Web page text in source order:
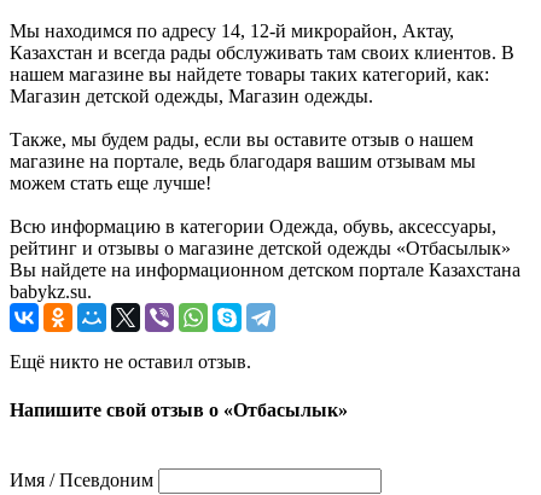
Мы находимся по адресу 14, 12-й микрорайон, Актау,
Казахстан и всегда рады обслуживать там своих клиентов. В
нашем магазине вы найдете товары таких категорий, как:
Магазин детской одежды, Магазин одежды.
Также, мы будем рады, если вы оставите отзыв о нашем
магазине на портале, ведь благодаря вашим отзывам мы
можем стать еще лучше!
Всю информацию в категории Одежда, обувь, аксессуары,
рейтинг и отзывы о магазине детской одежды «Отбасылык»
Вы найдете на информационном детском портале Казахстана
babykz.su.
Ещё никто не оставил отзыв.
Напишите свой отзыв о «Отбасылык»
Имя / Псевдоним